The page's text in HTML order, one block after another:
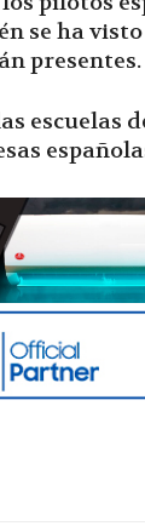
se ha
presentes.
escuelas